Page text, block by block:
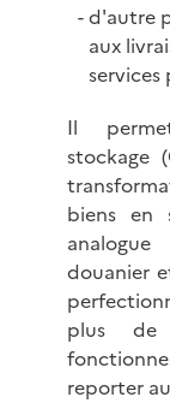
d'autre
aux
services
Il
stockage
biens en
douanier
plus de
reporter au